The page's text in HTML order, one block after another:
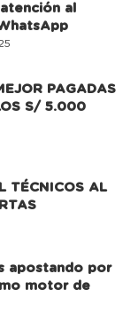
al
PAGADAS
S/ 5.000
TÉCNICOS AL
apostando por
motor de